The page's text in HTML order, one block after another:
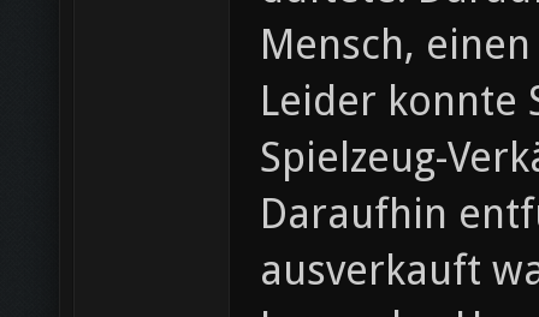
Mensch,
Leider konnte
Spielzeug-
Daraufhin
ausverkauft